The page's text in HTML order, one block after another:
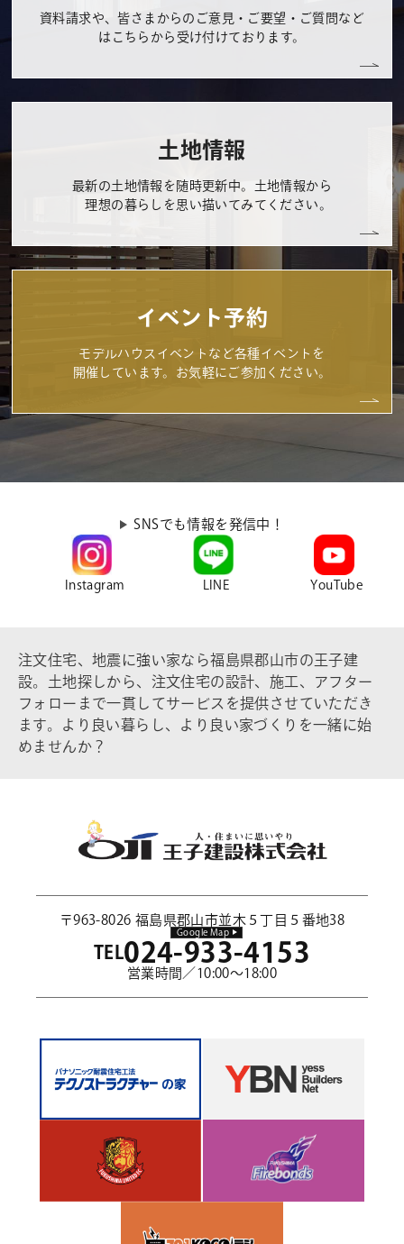
資料請求や、皆さまからのご意見・ご要望・ご質問など
はこちらから受け付けております。
土地情報
最新の土地情報を随時更新中。土地情報から
理想の暮らしを思い描いてみてください。
イベント予約
モデルハウスイベントなど各種イベントを
開催しています。お気軽にご参加ください。
SNSでも情報を発信中！
Instagram LINE YouTube
注文住宅、地震に強い家なら福島県郡山市の王子建
設。土地探しから、注文住宅の設計、施工、アフター
フォローまで一貫してサービスを提供させていただき
ます。より良い暮らし、より良い家づくりを一緒に始
めませんか？
〒963-8026 福島県郡山市並木５丁目５番地38
Google Map
TEL024-933-4153
営業時間／10:00～18:00